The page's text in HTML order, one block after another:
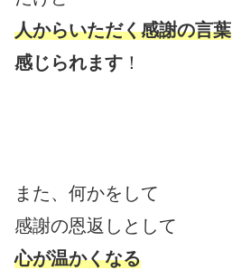
人からいただく感謝の言葉
感じられます ！
また、何かをして
感謝の恩返しとして
心が温かくなる